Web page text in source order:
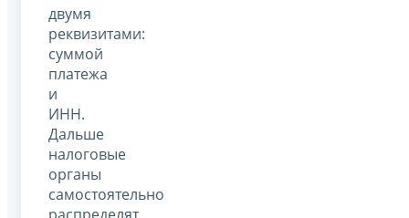
двумя
реквизитами:
суммой
платежа
и
ИНН.
Дальше
налоговые
органы
самостоятельно